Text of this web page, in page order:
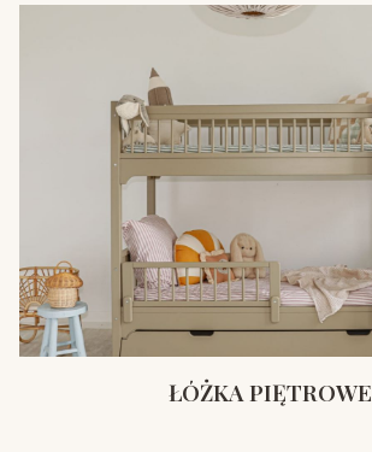
ŁÓŻKA PIĘTROWE